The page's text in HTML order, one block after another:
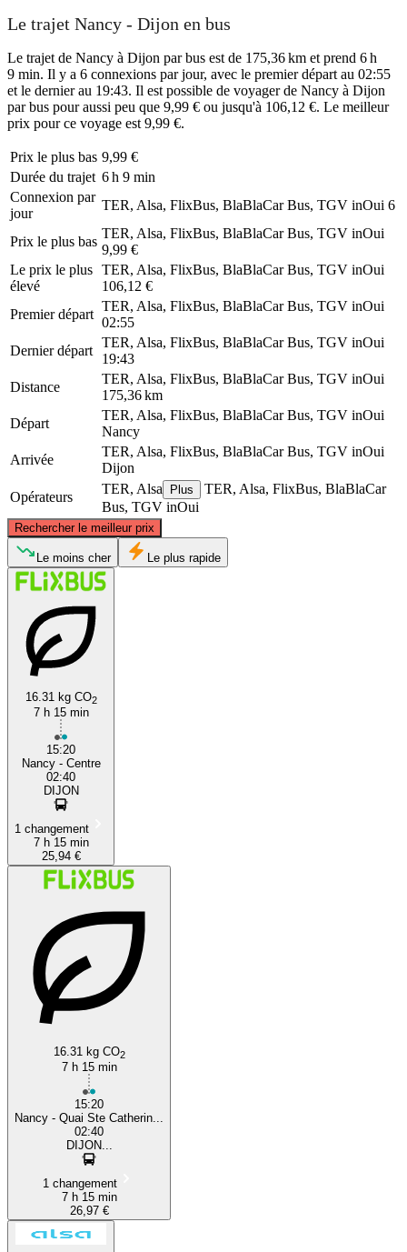
Le trajet Nancy - Dijon en bus
Le trajet de Nancy à Dijon par bus est de 175,36 km et prend 6 h
9 min. Il y a 6 connexions par jour, avec le premier départ au 02:55
et le dernier au 19:43. Il est possible de voyager de Nancy à Dijon
par bus pour aussi peu que 9,99 € ou jusqu'à 106,12 €. Le meilleur
prix pour ce voyage est 9,99 €.
Prix ​​le plus bas 9,99 €
Durée du trajet 6 h 9 min
Connexion par
jour
TER, Alsa, FlixBus, BlaBlaCar Bus, TGV inOui 6
Prix ​​le plus bas
TER, Alsa, FlixBus, BlaBlaCar Bus, TGV inOui
9,99 €
Le prix le plus
élevé
TER, Alsa, FlixBus, BlaBlaCar Bus, TGV inOui
106,12 €
Premier départ
TER, Alsa, FlixBus, BlaBlaCar Bus, TGV inOui
02:55
Dernier départ
TER, Alsa, FlixBus, BlaBlaCar Bus, TGV inOui
19:43
Distance
TER, Alsa, FlixBus, BlaBlaCar Bus, TGV inOui
175,36 km
Départ
TER, Alsa, FlixBus, BlaBlaCar Bus, TGV inOui
Nancy
Arrivée
TER, Alsa, FlixBus, BlaBlaCar Bus, TGV inOui
Dijon
Opérateurs
TER, Alsa Plus
TER, Alsa, FlixBus, BlaBlaCar
Bus, TGV inOui
Rechercher le meilleur prix
Le moins cher Le plus rapide
16.31 kg CO2
7 h 15 min
15:20
Nancy - Centre
02:40
DIJON
1 changement
7 h 15 min
25,94 €
16.31 kg CO2
7 h 15 min
15:20
Nancy - Quai Ste Catherin...
02:40
DIJON...
1 changement
7 h 15 min
26,97 €